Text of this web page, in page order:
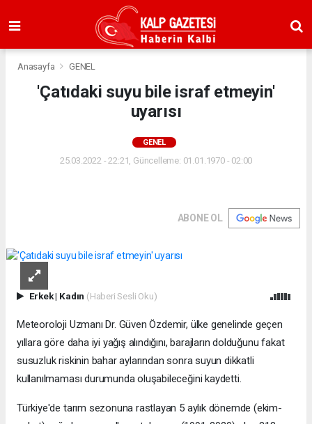
Anasayfa GENEL
'Çatıdaki suyu bile israf etmeyin'
uyarısı
GENEL
25.03.2022 - 22:21, Güncelleme: 01.01.1970 - 02:00
ABONE OL
Erkek| Kadın (Haberi Sesli Oku)
Meteoroloji Uzmanı Dr. Güven Özdemir, ülke genelinde geçen
yıllara göre daha iyi yağış alındığını, barajların dolduğunu fakat
susuzluk riskinin bahar aylarından sonra suyun dikkatli
kullanılmaması durumunda oluşabileceğini kaydetti.
Türkiye'de tarım sezonuna rastlayan 5 aylık dönemde (ekim-